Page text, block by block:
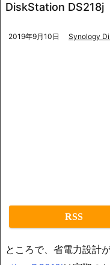
DiskStation DS218j
2019年9月10日 Synology
RSS
ところで、省電力設計